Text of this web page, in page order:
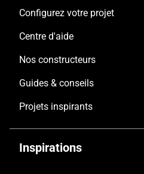
Configurez votre projet
Centre d'aide
Nos constructeurs
Guides & conseils
Projets inspirants
Inspirations